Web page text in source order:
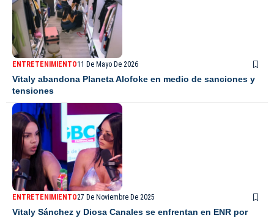
ENTRETENIMIENTO11 De Mayo De 2026
Vitaly abandona Planeta Alofoke en medio de sanciones y
tensiones
ENTRETENIMIENTO27 De Noviembre De 2025
Vitaly Sánchez y Diosa Canales se enfrentan en ENR por